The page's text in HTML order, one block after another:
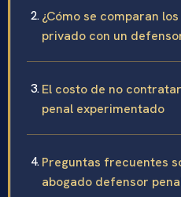
¿Cómo se comparan
privado con un
El costo de no
penal experimentado
Preguntas frecuentes
abogado defensor